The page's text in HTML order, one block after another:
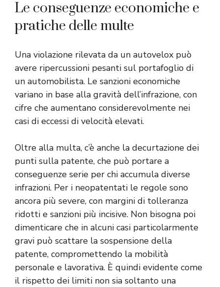
Le conseguenze economiche e
pratiche delle multe
Una violazione rilevata da un autovelox può
avere ripercussioni pesanti sul portafoglio di
un automobilista. Le sanzioni economiche
variano in base alla gravità dell’infrazione, con
cifre che aumentano considerevolmente nei
casi di eccessi di velocità elevati.
Oltre alla multa, c’è anche la decurtazione dei
punti sulla patente, che può portare a
conseguenze serie per chi accumula diverse
infrazioni. Per i neopatentati le regole sono
ancora più severe, con margini di tolleranza
ridotti e sanzioni più incisive. Non bisogna poi
dimenticare che in alcuni casi particolarmente
gravi può scattare la sospensione della
patente, compromettendo la mobilità
personale e lavorativa. È quindi evidente come
il rispetto dei limiti non sia soltanto una